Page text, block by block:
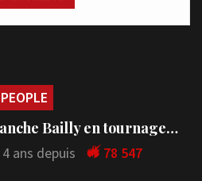
PEOPLE
Bailly en tournage…
4 ans depuis 78 547